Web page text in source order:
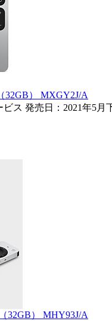
32GB） MXGY2J/A
ビス 発売日：2021年5月
32GB） MHY93J/A